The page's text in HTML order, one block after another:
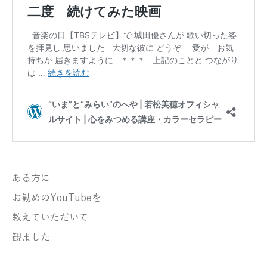
ある方に
お勧めのYouTubeを
教えていただいて
観ました